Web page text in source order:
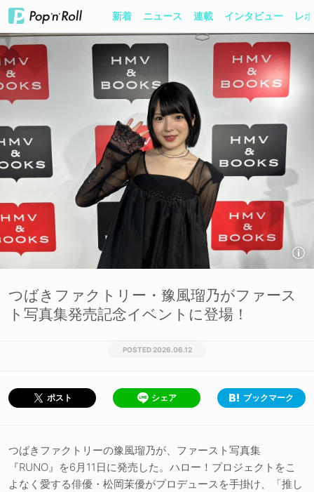
新着 ニュース 連載 インタビュー レ
つばきファクトリー・豫風瑠乃がファース
ト写真集発売記念イベントに登場！
2026.06.12
ポスト シェア ブックマーク
つばきファクトリーの豫風瑠乃が、ファースト写真集
『RUNO』を6月11日に発売した。ハロー！プロジェクトをこ
よなく愛する俳優・松岡茉優がプロデュースを手掛け、「推し